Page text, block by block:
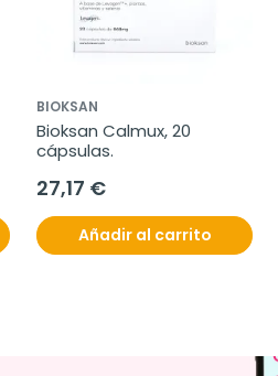
BIOKSAN
Bioksan Calmux, 20
cápsulas.
27,17 €
Añadir al carrito